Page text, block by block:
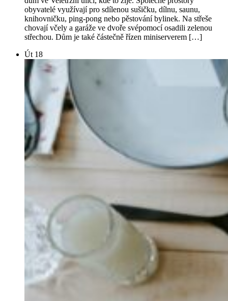
obyvatelé využívají pro sdílenou sušičku, dílnu, saunu,
knihovničku, ping-pong nebo pěstování bylinek. Na střeše
chovají včely a garáže ve dvoře svépomocí osadili zelenou
střechou. Dům je také částečně řízen miniserverem […]
Út 18